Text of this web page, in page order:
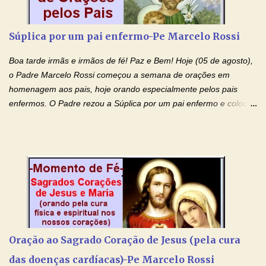
prejudicando a nossa família. Peço também que atenda, em
(apresente aqui o seu pedido...) Eu, desde já, agradeço de
coração, confiante que o Senhor me atenderá. Eu louvo o Pai por
ter nos dado o Senhor, Jesus, como presente de Páscoa. eu
agradeço de coração ao Espíri...
Súplica por um pai enfermo-Pe Marcelo Rossi
Boa tarde irmãs e irmãos de fé! Paz e Bem! Hoje (05 de agosto),
o Padre Marcelo Rossi começou a semana de orações em
homenagem aos pais, hoje orando especialmente pelos pais
enfermos. O Padre rezou a Súplica por um pai enfermo e colocou
de Nossa Senhora. Adriana dos Anjos-Devoção e Fé Mensagem
do Padre Marcelo Rossi por E-mail e Facebook: Como foi
anunciado ontem, entramos em uma semana de homenagens
aos nossos pais. Hoje nossas orações serão focadas nos pais
que não se encontram bem de saúde, OS PAIS ENFERMOS!
pais. Vamos dedicar um dia para os pais mais idosos, pais que
estão doentes, pais que estão longe dos filhos, pais que já são
Oração ao Sagrado Coração de Jesus (pela cura
das doenças cardíacas)-Pe Marcelo Rossi